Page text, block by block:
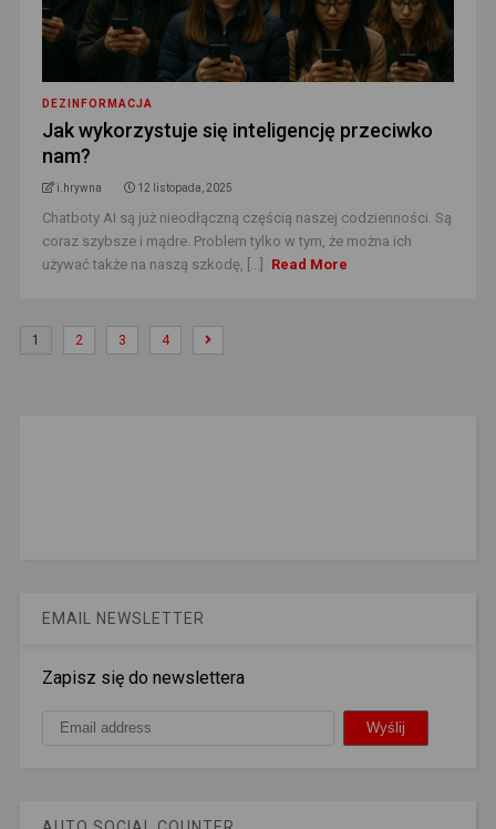
DEZINFORMACJA
Jak wykorzystuje się inteligencję przeciwko
nam?
i.hrywna 12 listopada, 2025
Chatboty AI są już nieodłączną częścią naszej codzienności. Są
coraz szybsze i mądre. Problem tylko w tym, że można ich
używać także na naszą szkodę, [...]
Read More
1 2 3 4
EMAIL NEWSLETTER
Zapisz się do newslettera